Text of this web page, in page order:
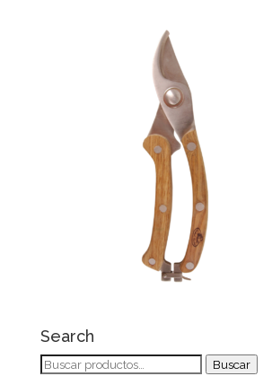
Search
Buscar
Buscar